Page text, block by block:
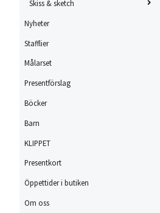
Skiss & sketch
Nyheter
Stafflier
Målarset
Presentförslag
Böcker
Barn
KLIPPET
Presentkort
Öppettider i butiken
Om oss